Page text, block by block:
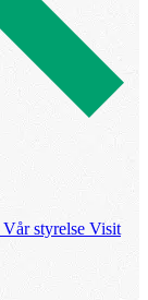
Vår styrelse Visit